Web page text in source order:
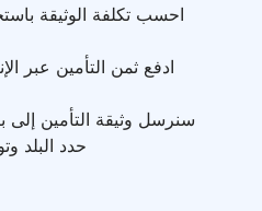
احسب تكلفة الوثيقة
ادفع ثمن التأمين عبر
سنرسل وثيقة التأمين إلى
حدد البلد